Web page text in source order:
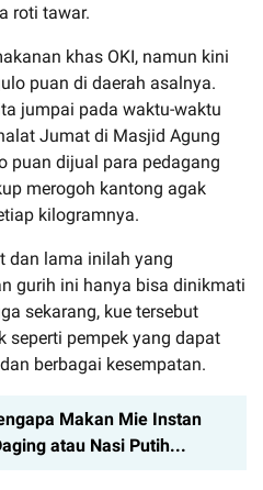
roti tawar.
khas OKI, namun kini
puan di daerah asalnya.
jumpai pada waktu-waktu
Jumat di Masjid Agung
puan dijual para pedagang
merogoh kantong agak
kilogramnya.
dan lama inilah yang
gurih ini hanya bisa dinikmati
sekarang, kue tersebut
seperti pempek yang dapat
berbagai kesempatan.
Makan Mie Instan
atau Nasi Putih...